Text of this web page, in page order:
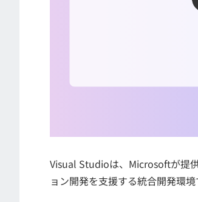
Visual Studioは、Microsoftが提
ョン開発を支援する統合開発環境